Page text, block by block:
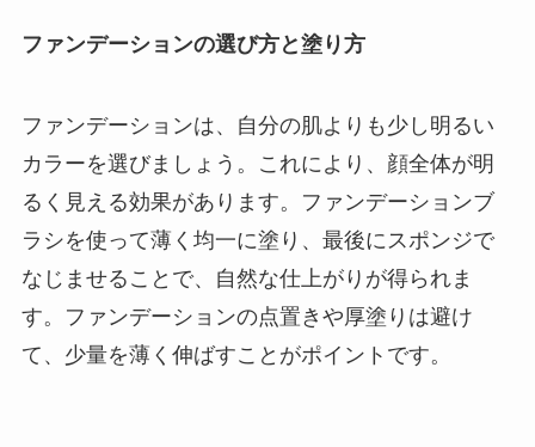
ファンデーションの選び方と塗り方
ファンデーションは、自分の肌よりも少し明るい
カラーを選びましょう。これにより、顔全体が明
るく見える効果があります。ファンデーションブ
ラシを使って薄く均一に塗り、最後にスポンジで
なじませることで、自然な仕上がりが得られま
す。ファンデーションの点置きや厚塗りは避け
て、少量を薄く伸ばすことがポイントです。